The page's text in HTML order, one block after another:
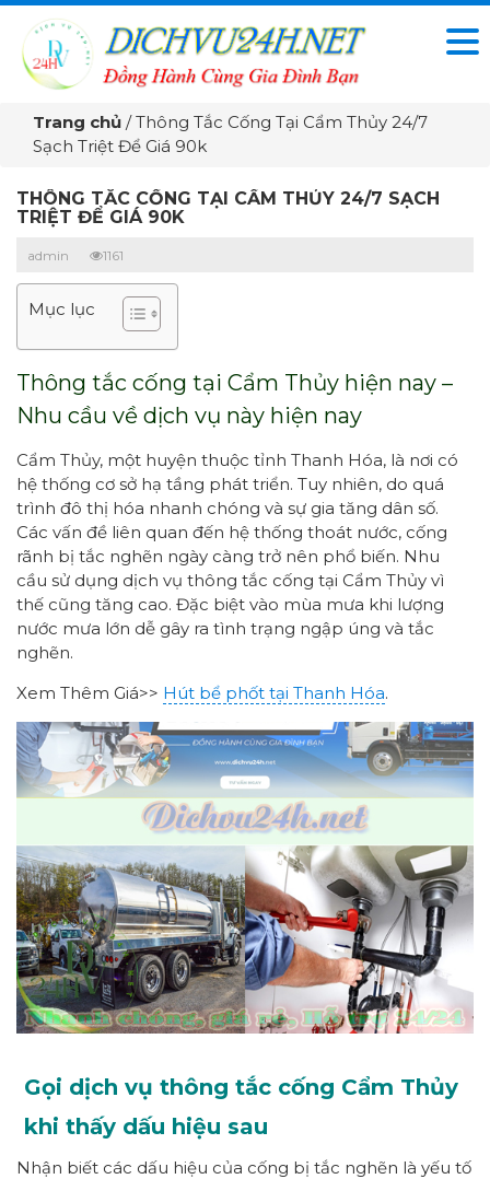
Trang chủ /Thông Tắc Cống Tại Cẩm Thủy 24/7
Sạch Triệt Để Giá 90k
THÔNG TẮC CỐNG TẠI CẨM THỦY 24/7 SẠCH
TRIỆT ĐỂ GIÁ 90K
admin 1161
Mục lục
Thông tắc cống tại Cẩm Thủy hiện nay –
Nhu cầu về dịch vụ này hiện nay
Cẩm Thủy, một huyện thuộc tỉnh Thanh Hóa, là nơi có
hệ thống cơ sở hạ tầng phát triển. Tuy nhiên, do quá
trình đô thị hóa nhanh chóng và sự gia tăng dân số.
Các vấn đề liên quan đến hệ thống thoát nước, cống
rãnh bị tắc nghẽn ngày càng trở nên phổ biến. Nhu
cầu sử dụng dịch vụ thông tắc cống tại Cẩm Thủy vì
thế cũng tăng cao. Đặc biệt vào mùa mưa khi lượng
nước mưa lớn dễ gây ra tình trạng ngập úng và tắc
nghẽn.
Xem Thêm Giá>> Hút bể phốt tại Thanh Hóa.
Gọi dịch vụ thông tắc cống Cẩm Thủy
khi thấy dấu hiệu sau
Nhận biết các dấu hiệu của cống bị tắc nghẽn là yếu tố